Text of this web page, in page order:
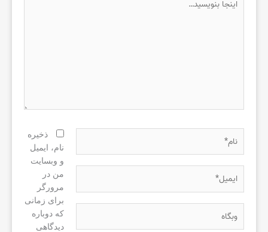
بنویسید…
ذخیره
نام، ایمیل
و وبسایت
من در
مرورگر
برای زمانی
که دوباره
دیدگاهی